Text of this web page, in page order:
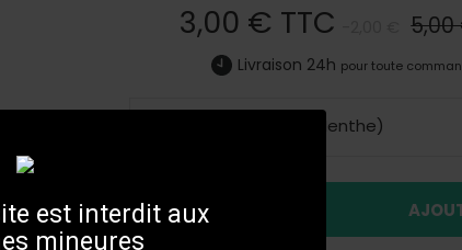
est interdit aux
mineures
3,00 € TTC
Livraison 24h pour toute
Grape & Mint (Raisin-Menthe)